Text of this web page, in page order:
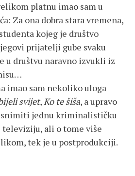
platnu imao sam u
Za ona dobra stara vremena,
kojeg je društvo
prijatelji gube svaku
u društvu naravno izvukli iz
imao sam nekoliko uloga
svijet,Ko te šiša, a upravo
jednu kriminalističku
televiziju, ali o tome više
tek je u postprodukciji.